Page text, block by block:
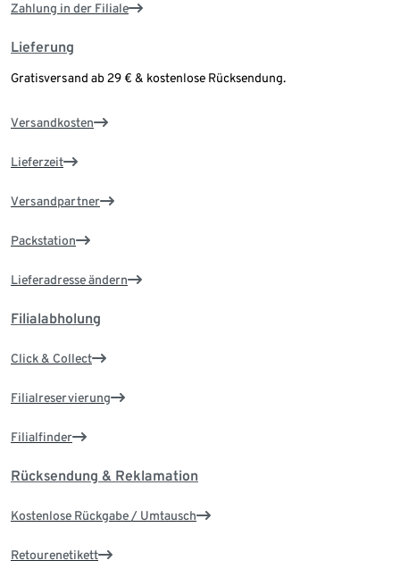
Zahlung in der Filiale
Lieferung
Gratisversand ab 29 € & kostenlose Rücksendung.
Versandkosten
Lieferzeit
Versandpartner
Packstation
Lieferadresse ändern
Filialabholung
Click & Collect
Filialreservierung
Filialfinder
Rücksendung & Reklamation
Kostenlose Rückgabe / Umtausch
Retourenetikett